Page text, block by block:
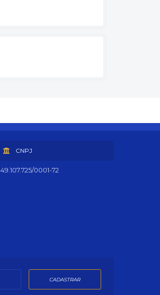
CNPJ
49.107.725/0001-72
CADASTRAR